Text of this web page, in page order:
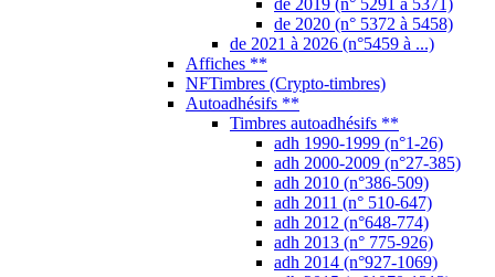
de 2019 (n° 5291 à 5371)
de 2020 (n° 5372 à 5458)
de 2021 à 2026 (n°5459 à ...)
Affiches **
NFTimbres (Crypto-timbres)
Autoadhésifs **
Timbres autoadhésifs **
adh 1990-1999 (n°1-26)
adh 2000-2009 (n°27-385)
adh 2010 (n°386-509)
adh 2011 (n° 510-647)
adh 2012 (n°648-774)
adh 2013 (n° 775-926)
adh 2014 (n°927-1069)